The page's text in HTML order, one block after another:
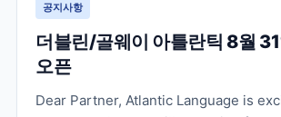
공지사항
더블린/골웨이 아틀란틱 8월
오픈
Dear Partner, Atlantic Language is